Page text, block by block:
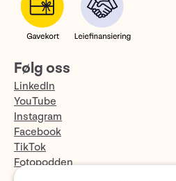
Følg oss
LinkedIn
YouTube
Instagram
Facebook
TikTok
Fotopodden